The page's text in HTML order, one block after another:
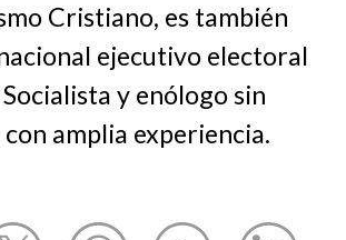
Cristiano, es también
ejecutivo electoral
y enólogo sin
amplia experiencia.